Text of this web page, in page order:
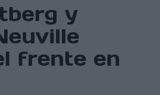
y
frente en